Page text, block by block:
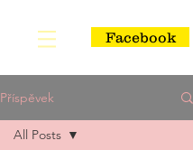
Facebook
Příspěvek
All Posts